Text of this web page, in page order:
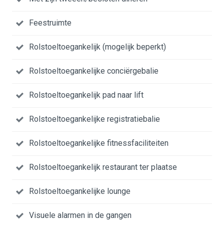
Feestruimte
Rolstoeltoegankelijk (mogelijk beperkt)
Rolstoeltoegankelijke conciërgebalie
Rolstoeltoegankelijk pad naar lift
Rolstoeltoegankelijke registratiebalie
Rolstoeltoegankelijke fitnessfaciliteiten
Rolstoeltoegankelijk restaurant ter plaatse
Rolstoeltoegankelijke lounge
Visuele alarmen in de gangen